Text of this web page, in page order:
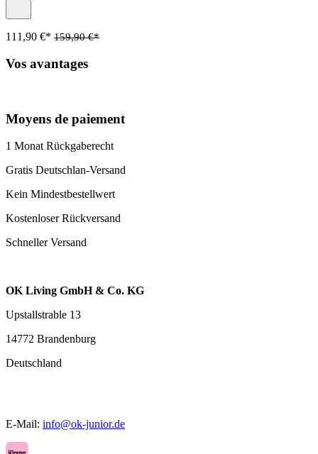
111,90 €* 159,90 €*
Vos avantages
Moyens de paiement
1 Monat Rückgaberecht
Gratis Deutschlan-Versand
Kein Mindestbestellwert
Kostenloser Rückversand
Schneller Versand
OK Living GmbH & Co. KG
Upstallstrable 13
14772 Brandenburg
Deutschland
E-Mail: info@ok-junior.de